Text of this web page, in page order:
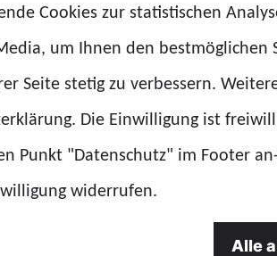
in
Kopelke, das
langjährige
Murr.
Cookies zur statistischen
um Ihnen den bestmöglichen
Seite stetig zu verbessern.
Die Einwilligung ist
Punkt "Datenschutz" im Footer
widerrufen.
Alle